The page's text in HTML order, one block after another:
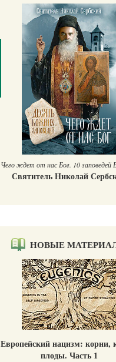
Чего ждет от нас Бог. 10 заповедей
Святитель Николай
НОВЫЕ
Европейский нацизм: корни,
плоды. Часть 1